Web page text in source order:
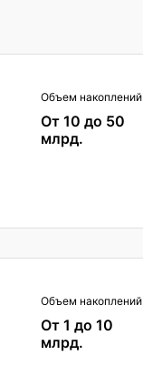
Объем накоплений
От 10 до 50
млрд.
Объем накоплений
От 1 до 10
млрд.